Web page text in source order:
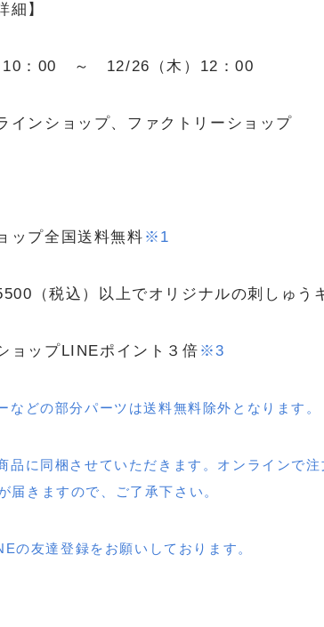
細】
10：00 ～ 12/26（木）12：00
インショップ、ファクトリーショップ
ップ全国送料無料 ※1
（税込）以上でオリジナルの刺しゅう
ョップLINEポイント３倍 ※3
どの部分パーツは送料無料除外となります。
品に同梱させていただきます。オンラインで
届きますので、ご了承下さい。
の友達登録をお願いしております。